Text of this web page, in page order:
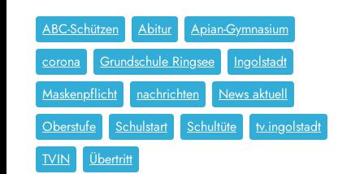
ABC-Schützen Abitur
Apian-Gymnasium
corona
Grundschule Ringsee
Ingolstadt
Maskenpflicht
nachrichten
News aktuell
Oberstufe
Schulstart Schultüte
tv.ingolstadt
TVIN
Übertritt